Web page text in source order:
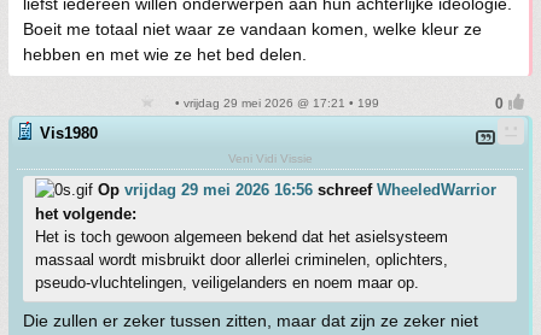
liefst iedereen willen onderwerpen aan hun achterlijke ideologie.
Boeit me totaal niet waar ze vandaan komen, welke kleur ze
hebben en met wie ze het bed delen.
• vrijdag 29 mei 2026 @ 17:21 • 199
Vis1980
Veni Vidi Vissie
Op vrijdag 29 mei 2026 16:56 schreef WheeledWarrior
het volgende:
Het is toch gewoon algemeen bekend dat het asielsysteem
massaal wordt misbruikt door allerlei criminelen, oplichters,
pseudo-vluchtelingen, veiligelanders en noem maar op.
Die zullen er zeker tussen zitten, maar dat zijn ze zeker niet